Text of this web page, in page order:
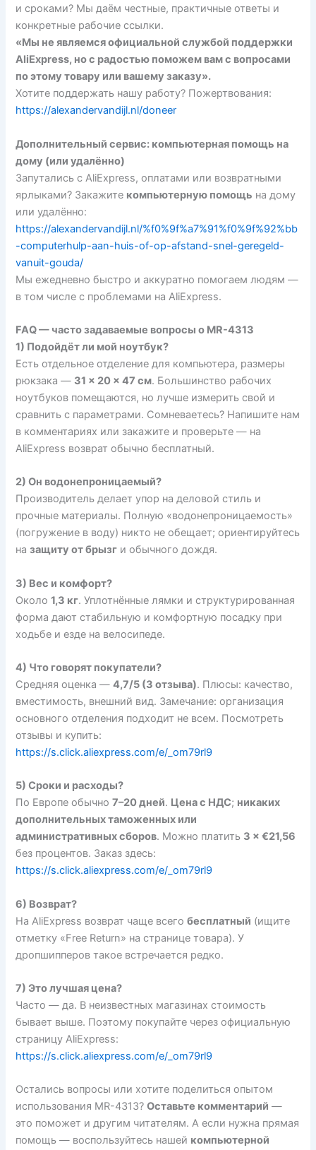
и сроками? Мы даём честные, практичные ответы и
конкретные рабочие ссылки.
«Мы не являемся официальной службой поддержки
AliExpress, но с радостью поможем вам с вопросами
по этому товару или вашему заказу».
Хотите поддержать нашу работу? Пожертвования:
https://alexandervandijl.nl/doneer
Дополнительный сервис: компьютерная помощь на
дому (или удалённо)
Запутались с AliExpress, оплатами или возвратными
ярлыками? Закажите компьютерную помощь на дому
или удалённо:
https://alexandervandijl.nl/%f0%9f%a7%91%f0%9f%92%bb
-computerhulp-aan-huis-of-op-afstand-snel-geregeld-
vanuit-gouda/
Мы ежедневно быстро и аккуратно помогаем людям —
в том числе с проблемами на AliExpress.
FAQ — часто задаваемые вопросы о MR-4313
1) Подойдёт ли мой ноутбук?
Есть отдельное отделение для компьютера, размеры
рюкзака — 31 × 20 × 47 см. Большинство рабочих
ноутбуков помещаются, но лучше измерить свой и
сравнить с параметрами. Сомневаетесь? Напишите нам
в комментариях или закажите и проверьте — на
AliExpress возврат обычно бесплатный.
2) Он водонепроницаемый?
Производитель делает упор на деловой стиль и
прочные материалы. Полную «водонепроницаемость»
(погружение в воду) никто не обещает; ориентируйтесь
назащиту от брызг и обычного дождя.
3) Вес и комфорт?
Около1,3 кг. Уплотнённые лямки и структурированная
форма дают стабильную и комфортную посадку при
ходьбе и езде на велосипеде.
4) Что говорят покупатели?
Средняя оценка —4,7/5 (3 отзыва). Плюсы: качество,
вместимость, внешний вид. Замечание: организация
основного отделения подходит не всем. Посмотреть
отзывы и купить:
https://s.click.aliexpress.com/e/_om79rl9
5) Сроки и расходы?
По Европе обычно7–20 дней. Цена с НДС; никаких
дополнительных таможенных или
административных сборов. Можно платить 3 × €21,56
без процентов. Заказ здесь:
https://s.click.aliexpress.com/e/_om79rl9
6) Возврат?
На AliExpress возврат чаще всегобесплатный (ищите
отметку «Free Return» на странице товара). У
дропшипперов такое встречается редко.
7) Это лучшая цена?
Часто — да. В неизвестных магазинах стоимость
бывает выше. Поэтому покупайте через официальную
страницу AliExpress:
https://s.click.aliexpress.com/e/_om79rl9
Остались вопросы или хотите поделиться опытом
использования MR-4313?Оставьте комментарий —
это поможет и другим читателям. А если нужна прямая
помощь — воспользуйтесь нашей компьютерной